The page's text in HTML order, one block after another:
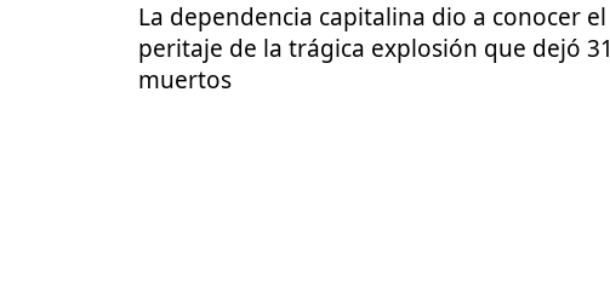
La dependencia capitalina dio a conocer el
peritaje de la trágica explosión que dejó 31
muertos